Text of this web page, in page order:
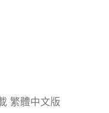
繁體中文版